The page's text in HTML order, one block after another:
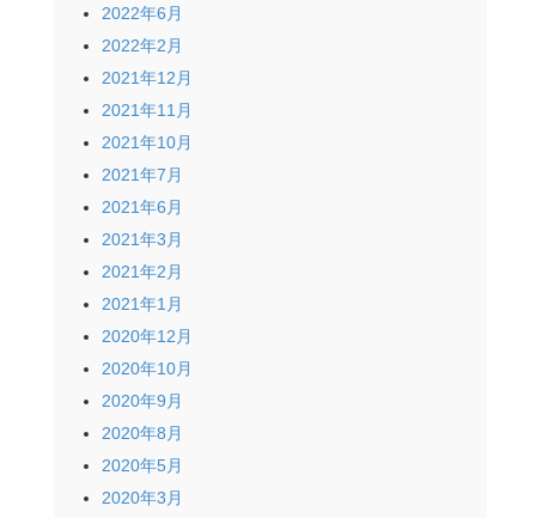
2022年6月
2022年2月
2021年12月
2021年11月
2021年10月
2021年7月
2021年6月
2021年3月
2021年2月
2021年1月
2020年12月
2020年10月
2020年9月
2020年8月
2020年5月
2020年3月